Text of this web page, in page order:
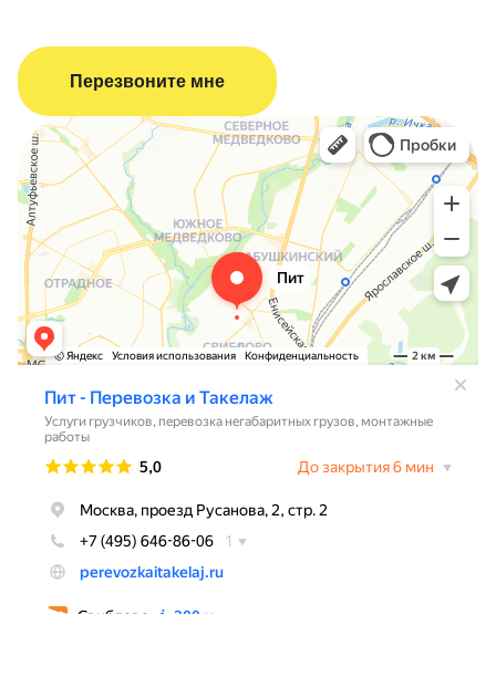
Перезвоните мне
Пит - Перевозка и Такелаж
Логистическая компания в Москве
Переезды в Москве